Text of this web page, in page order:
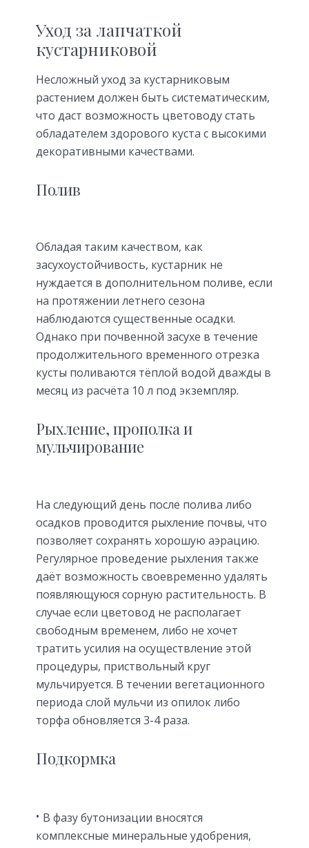
Уход за лапчаткой
кустарниковой
Несложный уход за кустарниковым
растением должен быть систематическим,
что даст возможность цветоводу стать
обладателем здорового куста с высокими
декоративными качествами.
Полив
Обладая таким качеством, как
засухоустойчивость, кустарник не
нуждается в дополнительном поливе, если
на протяжении летнего сезона
наблюдаются существенные осадки.
Однако при почвенной засухе в течение
продолжительного временного отрезка
кусты поливаются тёплой водой дважды в
месяц из расчёта 10 л под экземпляр.
Рыхление, прополка и
мульчирование
На следующий день после полива либо
осадков проводится рыхление почвы, что
позволяет сохранять хорошую аэрацию.
Регулярное проведение рыхления также
даёт возможность своевременно удалять
появляющуюся сорную растительность. В
случае если цветовод не располагает
свободным временем, либо не хочет
тратить усилия на осуществление этой
процедуры, приствольный круг
мульчируется. В течении вегетационного
периода слой мульчи из опилок либо
торфа обновляется 3-4 раза.
Подкормка
В фазу бутонизации вносятся
комплексные минеральные удобрения,